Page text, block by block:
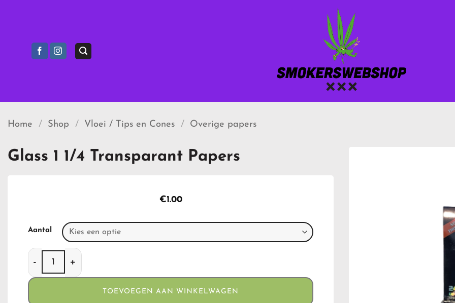
Home / Shop / Vloei / Tips en Cones / Overige papers
Glass 1 1/4 Transparant Papers
€1.00
Aantal
Glass 1 1/4 Transparant Papers aantal
TOEVOEGEN AAN WINKELWAGEN